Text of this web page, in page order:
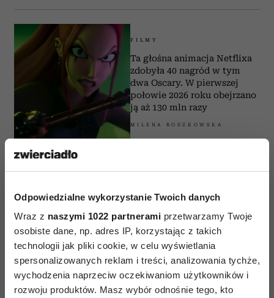
Odpowiedzialne wykorzystanie Twoich danych
Wraz z naszymi 1022 partnerami przetwarzamy Twoje
osobiste dane, np. adres IP, korzystając z takich
technologii jak pliki cookie, w celu wyświetlania
spersonalizowanych reklam i treści, analizowania tychże,
wychodzenia naprzeciw oczekiwaniom użytkowników i
rozwoju produktów. Masz wybór odnośnie tego, kto
FILMY
Ta głośna animacja Netflixa
zdobyła 40 nagród w tym
dwa Oscary. W pierwszej
połowie 2026 roku obejrzano
ją aż 130 mln razy
MILENA ROSZKOWSKA
Matt Damon i Ben Affleck zagrali w
Netflixa tego roku. Film zgromadził
już 136 mln wyświetleń
MILENA ROSZKOWSKA
FILMY